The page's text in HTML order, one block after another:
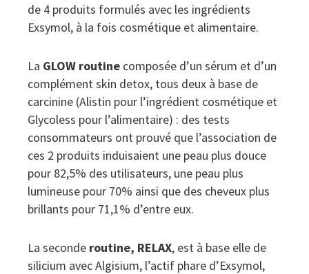
de 4 produits formulés avec les ingrédients
Exsymol, à la fois cosmétique et alimentaire.
La GLOW routine composée d’un sérum et d’un
complément skin detox, tous deux à base de
carcinine (Alistin pour l’ingrédient cosmétique et
Glycoless pour l’alimentaire) : des tests
consommateurs ont prouvé que l’association de
ces 2 produits induisaient une peau plus douce
pour 82,5% des utilisateurs, une peau plus
lumineuse pour 70% ainsi que des cheveux plus
brillants pour 71,1% d’entre eux.
La seconde routine, RELAX, est à base elle de
silicium avec Algisium, l’actif phare d’Exsymol,